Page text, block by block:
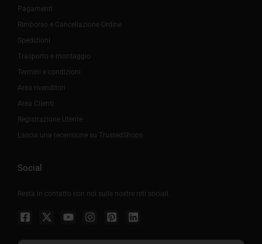
Pagamenti
Rimborso e Cancellazione Ordine
Spedizioni
Trasporto e montaggio
Termini e condizioni
Area rivenditori
Area Clienti
Registrazione Utente
Lascia una recensione su TrustedShops
Social
Resta in contatto con noi sulle nostre reti sociali.